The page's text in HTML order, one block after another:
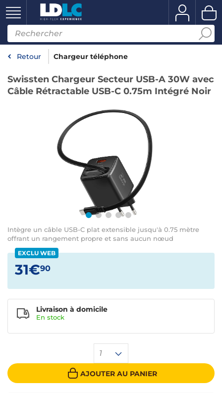
Retour Chargeur téléphone
Swissten Chargeur Secteur USB-A 30W avec
Câble Rétractable USB-C 0.75m Intégré Noir
Intègre un câble USB-C plat extensible jusqu'à 0.75 mètre
offrant un rangement propre et sans aucun nœud
EXCLU WEB
31€90
1
AJOUTER AU PANIER
Livraison à domicile
En stock